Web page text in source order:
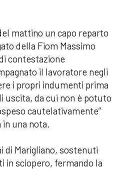
mattino un capo reparto
della Fiom Massimo
contestazione
il lavoratore negli
i propri indumenti prima
uscita, da cui non è potuto
cautelativamente”
in una nota.
di Marigliano, sostenuti
in sciopero, fermando la